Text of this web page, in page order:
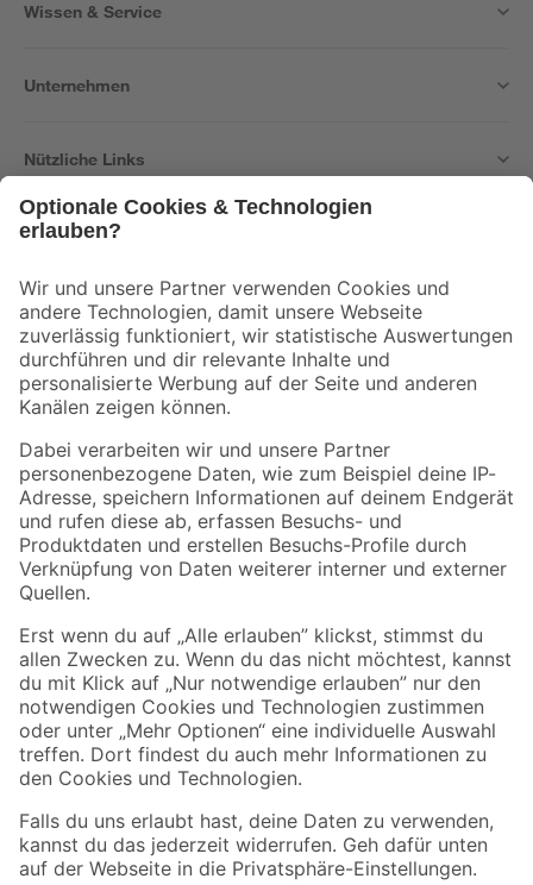
Wissen & Service
Unternehmen
Nützliche Links
Der toom Newsletter: Keine Angebote und Aktionen mehr verpassen!
Zur Newsletter Anmeldung
Folge uns
Zahlungsarten Versandarten
Sicher einkaufen
Jetzt die toom-App herunterladen
Alle Preisangaben in EUR inkl. gesetzl. MwSt.. Die dargestellten Angebote sind unter
Umständen nicht in allen Märkten verfügbar. Die angegebenen Verfügbarkeiten beziehen